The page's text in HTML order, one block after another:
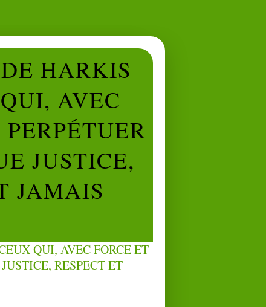
HARKIS
AVEC
JUSTICE,
JAMAIS